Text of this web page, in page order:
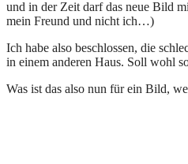
und in der Zeit darf das neue Bild
mein Freund und nicht ich…)
Ich habe also beschlossen, die
in einem anderen Haus. Soll wohl
Was ist das also nun für ein Bild,